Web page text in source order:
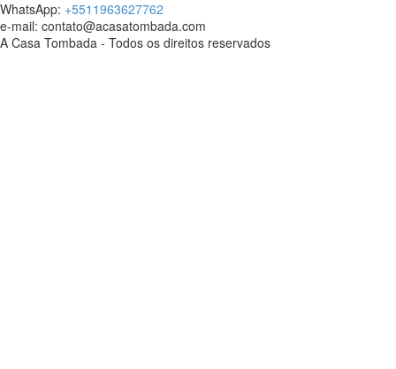
WhatsApp: +5511963627762
e-mail: contato@acasatombada.com
A Casa Tombada - Todos os direitos reservados